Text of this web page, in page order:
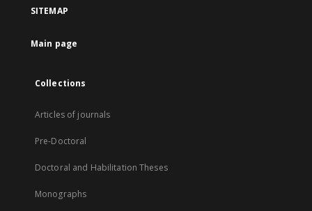
SITEMAP
Main page
Collections
Articles of journals
Pre-Doctoral
Doctoral and Habilitation Theses
Monographs